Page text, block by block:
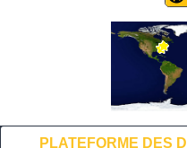
PLATEFORME DES